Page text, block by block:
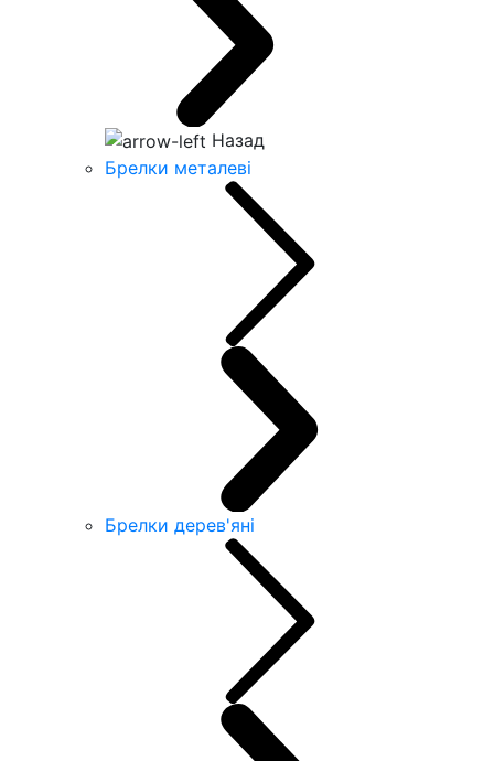
Назад
Брелки металеві
Брелки дерев'яні